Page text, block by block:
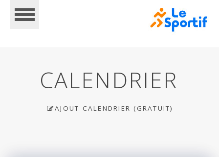
CALENDRIER
AJOUT CALENDRIER (GRATUIT)